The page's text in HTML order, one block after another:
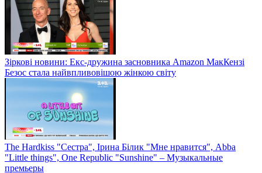
Зіркові новини: Екс-дружина засновника Amazon МакКензі
Безос стала найвпливовішою жінкою світу
The Hardkiss "Сестра", Ірина Білик "Мне нравится", Abba
"Little things", One Republic "Sunshine" – Музыкальные
премьеры